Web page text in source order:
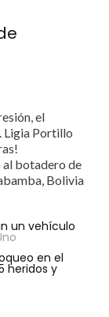
el
Ligia Portillo
al botadero de
Bolivia
un vehículo
en el
heridos y